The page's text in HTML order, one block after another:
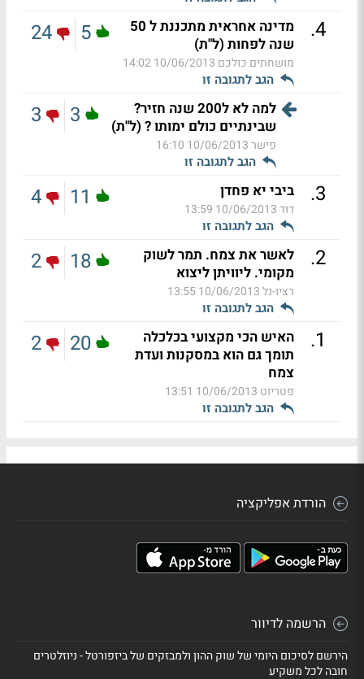
4
.
מדינה אחראית מתכננת ל 50
שנה לפחות (ל"ת)
מושחתים כולכם 10/06/2013 14:02
הגב לתגובה זו
5
24
למה לא ל200 שנה חזיר?
שבינתיים כולם ימותו ? (ל"ת)
פישר10/06/2013 16:10
הגב לתגובה זו
3
3
3
. ביבי יא פחדן
דוד10/06/2013 13:59
הגב לתגובה זו
11
4
2
.
לאשר את צמח. תמר לשוק
מקומי. ליוויתן ליצוא
רציו-נל10/06/2013 13:55
הגב לתגובה זו
18
2
1
.
האיש הכי מקצועי בכלכלה
תומך גם הוא במסקנות ועדת
צמח
פטריוט 10/06/2013 13:51
הגב לתגובה זו
20
2
הורדת אפליקציה
הרשמה לדיוור
הירשם לסיכום היומי של שוק ההון ולמבזקים של ביזפורטל - ניוזלטרים
חובה לכל משקיע